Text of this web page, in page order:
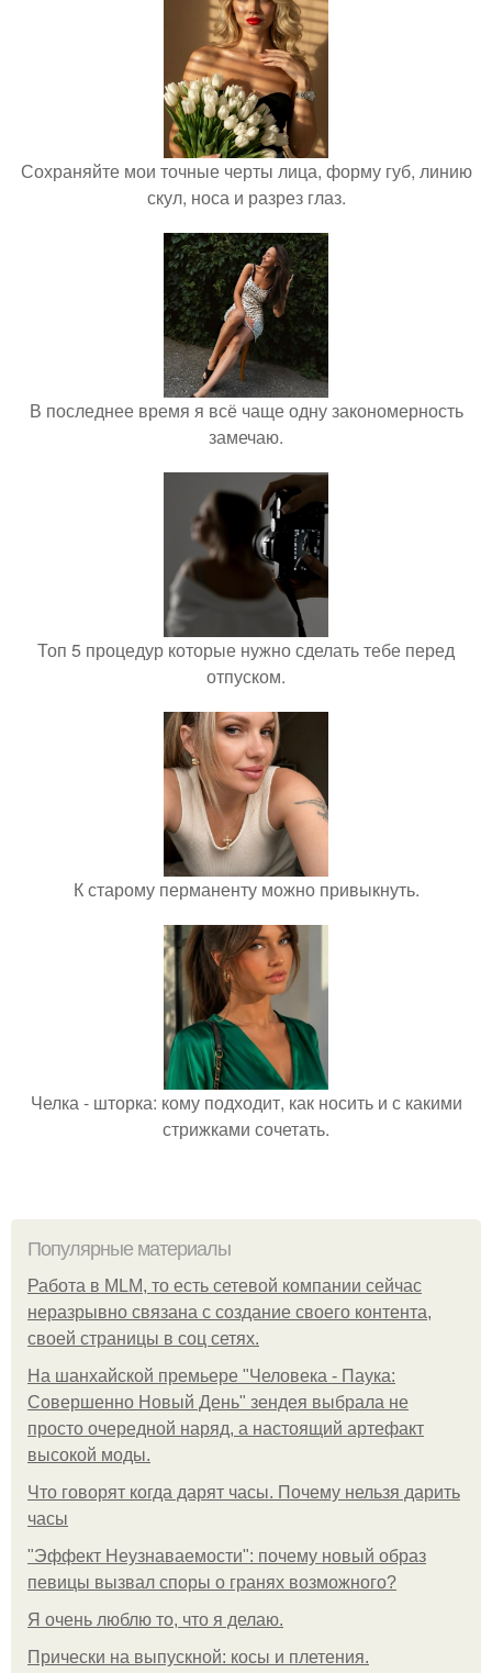
Сохраняйте мои точные черты лица, форму губ, линию
скул, носа и разрез глаз.
В последнее время я всё чаще одну закономерность
замечаю.
Топ 5 процедур которые нужно сделать тебе перед
отпуском.
К старому перманенту можно привыкнуть.
Челка - шторка: кому подходит, как носить и с какими
стрижками сочетать.
Популярные материалы
Работа в MLM, то есть сетевой компании сейчас
неразрывно связана с создание своего контента,
своей страницы в соц сетях.
На шанхайской премьере "Человека - Паука:
Совершенно Новый День" зендея выбрала не
просто очередной наряд, а настоящий артефакт
высокой моды.
Что говорят когда дарят часы. Почему нельзя дарить
часы
"Эффект Неузнаваемости": почему новый образ
певицы вызвал споры о гранях возможного?
Я очень люблю то, что я делаю.
Прически на выпускной: косы и плетения.